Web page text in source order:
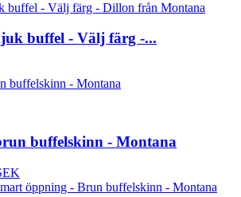
buffel - Välj färg -...
buffelskinn - Montana